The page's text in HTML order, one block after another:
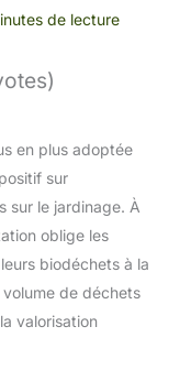
de lecture
en plus adoptée
sur
sur le jardinage. À
oblige les
biodéchets à la
de déchets
valorisation